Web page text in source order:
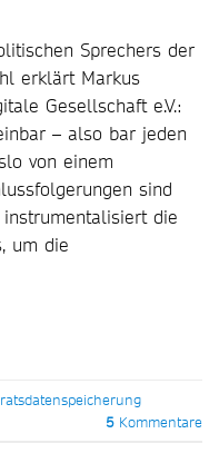
Sprechers der
erklärt Markus
Gesellschaft e.V.:
– also bar jeden
von einem
sind
die
um die
5 Kommentare